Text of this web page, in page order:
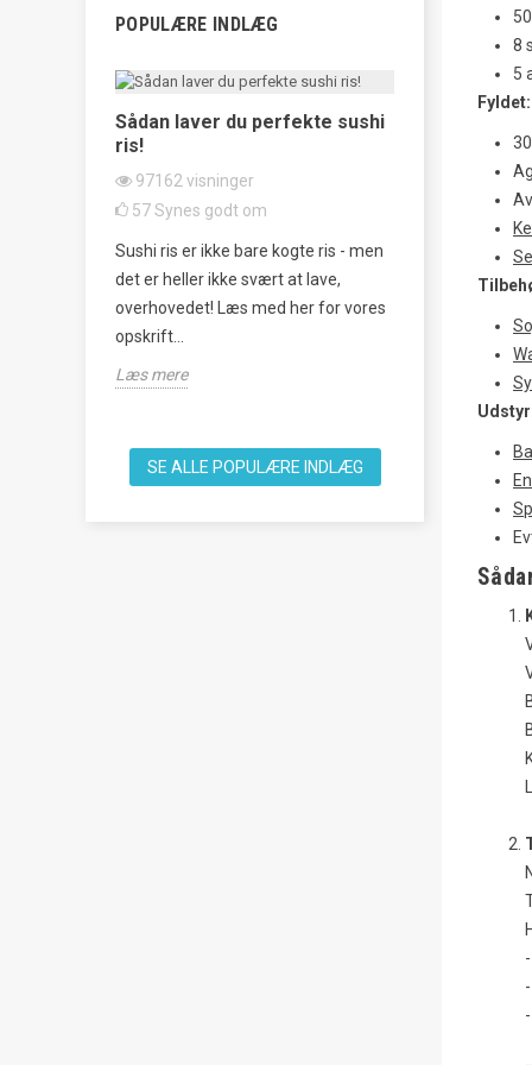
POPULÆRE INDLÆG
Sådan laver du perfekte sushi
ris!
97162 visninger
57Synes godt om
Sushi ris er ikke bare kogte ris - men
det er heller ikke svært at lave,
overhovedet! Læs med her for vores
opskrift...
Læs mere
Tataki
62438
Synes
Tataki Kyuri
som et
knuse
SE ALLE POPULÆRE INDLÆG
8
5
Fyldet: